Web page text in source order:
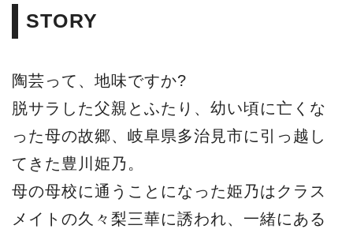
STORY
陶芸って、地味ですか?
脱サラした父親とふたり、幼い頃に亡くな
った母の故郷、岐阜県多治見市に引っ越し
てきた豊川姫乃。
母の母校に通うことになった姫乃はクラス
メイトの久々梨三華に誘われ、一緒にある